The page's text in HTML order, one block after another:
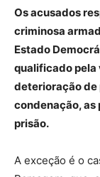
Os acusados
criminosa
Estado
qualificado pela
deterioração de
condenação, as
prisão.
A exceção é o